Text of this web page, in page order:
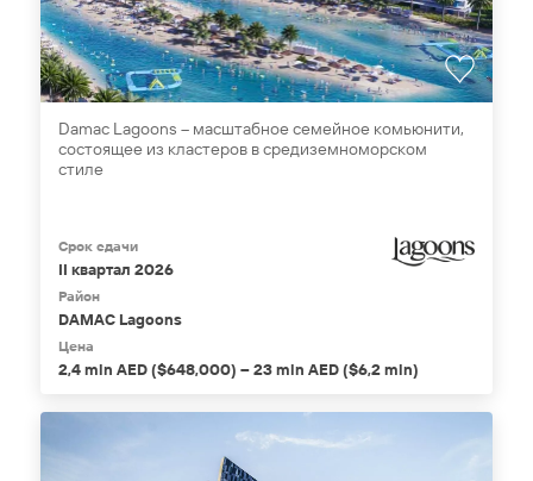
Damac Lagoons – масштабное семейное комьюнити,
состоящее из кластеров в средиземноморском
стиле
Срок сдачи
II квартал 2026
Район
DAMAC Lagoons
Цена
2,4 mln AED ($648,000) – 23 mln AED ($6,2 mln)